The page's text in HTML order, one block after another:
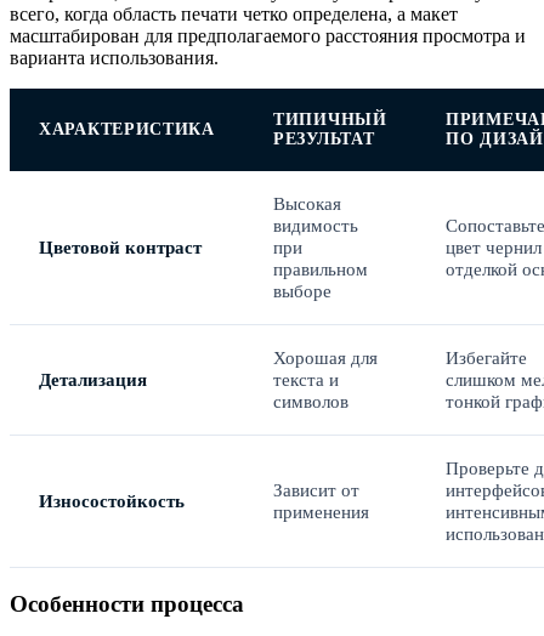
всего, когда область печати четко определена, а макет
масштабирован для предполагаемого расстояния просмотра и
варианта использования.
ХАРАКТЕРИСТИКА
ТИПИЧНЫЙ
РЕЗУЛЬТАТ
ПО
Цветовой контраст
Высокая
видимость
при
правильном
выборе
Сопоставьте
цвет
отделкой
Детализация
Хорошая для
текста и
символов
Избегайте
слишком
тонкой
Износостойкость
Зависит от
применения
Проверьте
Особенности процесса